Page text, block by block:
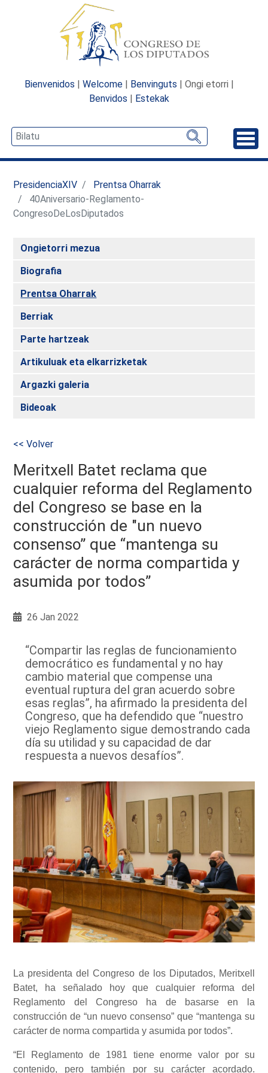
Bienvenidos | Welcome | Benvinguts | Ongi etorri |
Benvidos | Estekak
PresidenciaXIV
Prentsa Oharrak
40Aniversario-Reglamento-
CongresoDeLosDiputados
Ongietorri mezua
Biografia
Prentsa Oharrak
Berriak
Parte hartzeak
Artikuluak eta elkarrizketak
Argazki galeria
Bideoak
<< Volver
Meritxell Batet reclama que
cualquier reforma del Reglamento
del Congreso se base en la
construcción de "un nuevo
consenso” que “mantenga su
carácter de norma compartida y
asumida por todos”
26 Jan 2022
“Compartir las reglas de funcionamiento
democrático es fundamental y no hay
cambio material que compense una
eventual ruptura del gran acuerdo sobre
esas reglas”, ha afirmado la presidenta del
Congreso, que ha defendido que “nuestro
viejo Reglamento sigue demostrando cada
día su utilidad y su capacidad de dar
respuesta a nuevos desafíos”.
La presidenta del Congreso de los Diputados, Meritxell
Batet, ha señalado hoy que cualquier reforma del
Reglamento del Congreso ha de basarse en la
construcción de “un nuevo consenso” que “mantenga su
carácter de norma compartida y asumida por todos”.
“El Reglamento de 1981 tiene enorme valor por su
contenido, pero también por su carácter acordado.